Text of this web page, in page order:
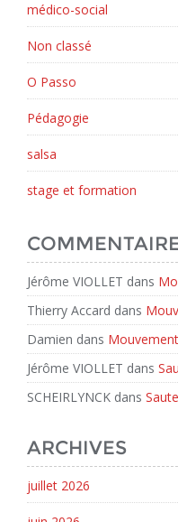
médico-social
Non classé
O Passo
Pédagogie
salsa
stage et formation
Jérôme VIOLLET dans
Thierry Accard dans
Damien dans
Jérôme VIOLLET dans
SCHEIRLYNCK dans
ARCHIVES
juillet 2026